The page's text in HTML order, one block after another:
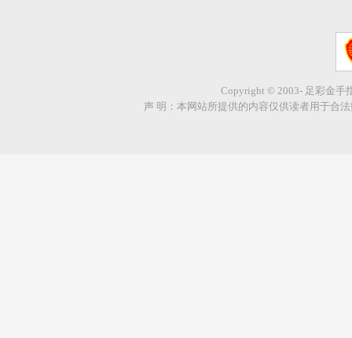
Copyright © 2003- 足彩金手
声 明：本网站所提供的内容仅供读者用于合